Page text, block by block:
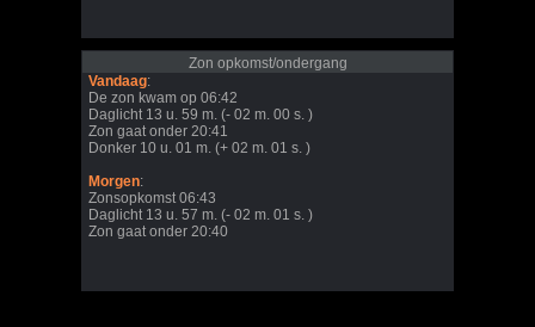
Zon opkomst/ondergang
Vandaag:
De zon kwam op 06:42
Daglicht 13 u. 59 m. (- 02 m. 00 s. )
Zon gaat onder 20:41
Donker 10 u. 01 m. (+ 02 m. 01 s. )
Morgen:
Zonsopkomst 06:43
Daglicht 13 u. 57 m. (- 02 m. 01 s. )
Zon gaat onder 20:40